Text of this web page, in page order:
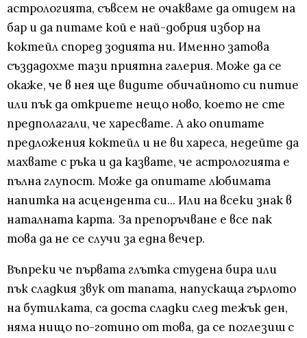
астрологията, съвсем не очакваме да отидем на
бар и да питаме кой е най-добрия избор на
коктейл според зодията ни. Именно затова
създадохме тази приятна галерия. Може да се
окаже, че в нея ще видите обичайното си питие
или пък да откриете нещо ново, което не сте
предполагали, че харесвате. А ако опитате
предложения коктейл и не ви хареса, недейте да
махвате с ръка и да казвате, че астрологията е
пълна глупост. Може да опитате любимата
напитка на асцендента си... Или на всеки знак в
наталната карта. За препоръчване е все пак
това да не се случи за една вечер.
Въпреки че първата глътка студена бира или
пък сладкия звук от тапата, напускаща гърлото
на бутилката, са доста сладки след тежък ден,
няма нищо по-готино от това, да се поглезиш с